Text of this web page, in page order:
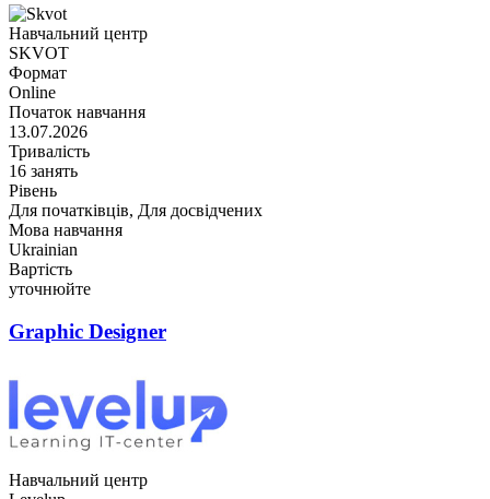
Навчальний центр
SKVOT
Формат
Online
Початок навчання
13.07.2026
Тривалість
16 занять
Рівень
Для початківців, Для досвідчених
Мова навчання
Ukrainian
Вартість
уточнюйте
Graphic Designer
Навчальний центр